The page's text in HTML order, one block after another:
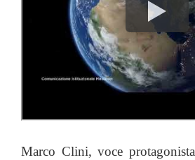
Marco Clini, voce protagonista